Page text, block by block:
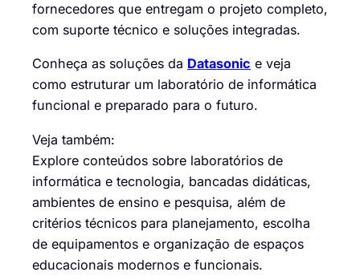
fornecedores que entregam o projeto completo,
com suporte técnico e soluções integradas.
Conheça as soluções da Datasonic e veja
como estruturar um laboratório de informática
funcional e preparado para o futuro.
Veja também:
Explore conteúdos sobre laboratórios de
informática e tecnologia, bancadas didáticas,
ambientes de ensino e pesquisa, além de
critérios técnicos para planejamento, escolha
de equipamentos e organização de espaços
educacionais modernos e funcionais.